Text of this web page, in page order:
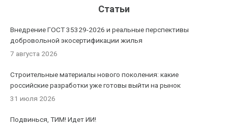
Статьи
Внедрение ГОСТ 35329-2026 и реальные перспективы
добровольной экосертификации жилья
7 августа 2026
Строительные материалы нового поколения: какие
российские разработки уже готовы выйти на рынок
31 июля 2026
Подвинься, ТИМ! Идет ИИ!